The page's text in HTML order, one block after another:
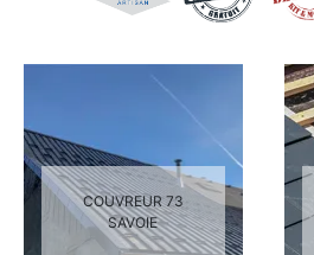
COUVREUR 73
SAVOIE